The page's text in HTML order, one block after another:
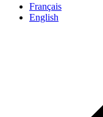
Français
English